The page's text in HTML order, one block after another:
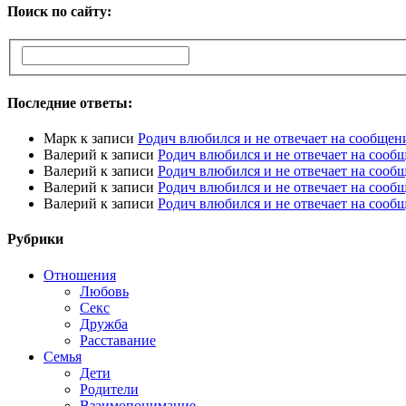
Поиск по сайту:
Последние ответы:
Марк к записи Родич влюбился и не отвечает на
Валерий к записи Родич влюбился и не отвечает на
Валерий к записи Родич влюбился и не отвечает на
Валерий к записи Родич влюбился и не отвечает на
Валерий к записи Родич влюбился и не отвечает на
Рубрики
Отношения
Любовь
Секс
Дружба
Расставание
Семья
Дети
Родители